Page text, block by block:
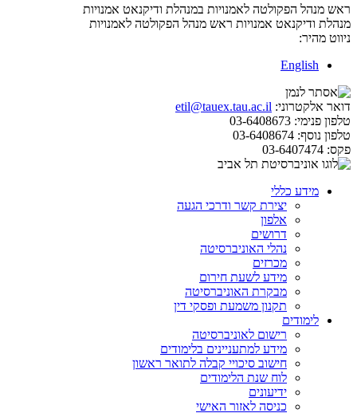
ראש מנהל הפקולטה לאמנויות במנהלת ודיקנאט אמנויות
מנהלת ודיקנאט אמנויות ראש מנהל הפקולטה לאמנויות
ניווט מהיר:
English
דואר אלקטרוני: etil@tauex.tau.ac.il
טלפון פנימי:
טלפון נוסף:
פקס:
מידע כללי
יצירת קשר ודרכי הגעה
אלפון
דרושים
נהלי האוניברסיטה
מכרזים
מידע לשעת חירום
מבקרת האוניברסיטה
תקנון משמעת ופסקי דין
לימודים
רישום לאוניברסיטה
מידע למתעניינים בלימודים
חישוב סיכויי קבלה לתואר ראשון
לוח שנת הלימודים
ידיעונים
כניסה לאזור האישי